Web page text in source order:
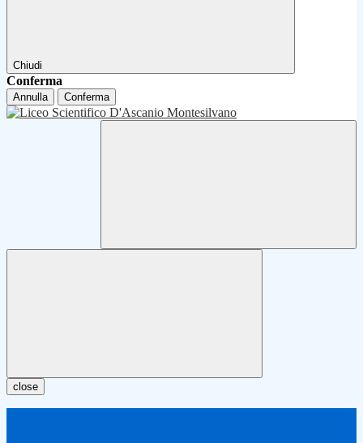
Chiudi
Conferma
Annulla Conferma
close